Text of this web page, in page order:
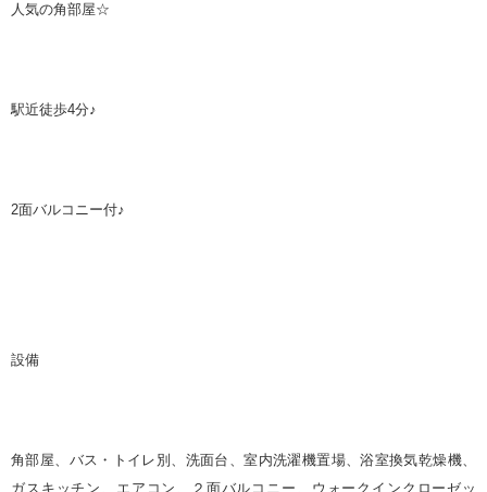
人気の角部屋☆
駅近徒歩4分♪
2面バルコニー付♪
設備
角部屋、バス・トイレ別、洗面台、室内洗濯機置場、浴室換気乾燥機、
ガスキッチン、エアコン、２面バルコニー、ウォークインクローゼッ